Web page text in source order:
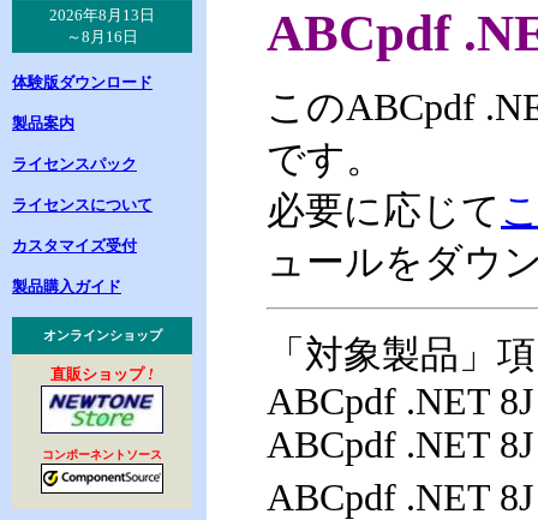
2026年8月13日
～8月16日
体験版ダウンロード
製品案内
ライセンスパック
ライセンスについて
カスタマイズ受付
製品購入ガイド
オンラインショップ
直販ショップ!
コンポーネントソース
ABCpdf
このABCpdf
です。
必要に応じて
ュールをダウ
「対象製品」
ABCpdf .NET
ABCpdf .NET
ABCpdf .NET